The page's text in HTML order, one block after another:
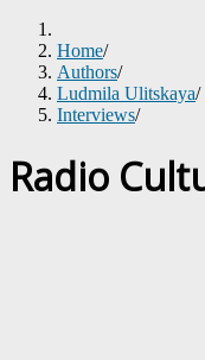
Home/
Authors/
Ludmila Ulitskaya/
Interviews/
Radio